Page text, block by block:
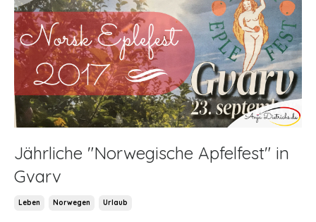
Jährliche "Norwegische Apfelfest" in
Gvarv
Leben Norwegen Urlaub